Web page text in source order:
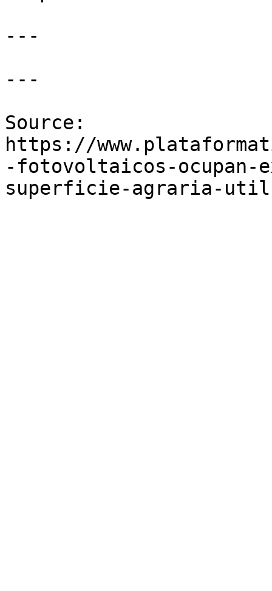
---
---
Source:
https://
-fotovoltaicos-ocupan-